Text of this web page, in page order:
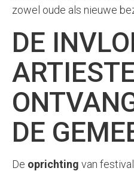
zowel oude als nieuwe
DE
DE
De oprichting van